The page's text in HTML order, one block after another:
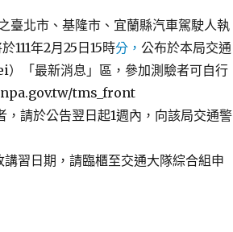
北市、基隆市、宜蘭縣汽車駕駛人執
111年2月25日15時分， 公布於本局交通
「最新消息」區，參加測驗者可自行
tms_front
請於公告翌日起1週內，向該局交通警
習日期，請臨櫃至交通大隊綜合組申